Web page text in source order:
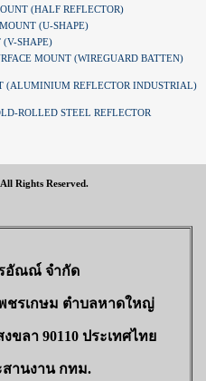
(HALF REFLECTOR)
(U-SHAPE)
SHAPE)
MOUNT (WIREGUARD BATTEN)
(ALUMINIUM REFLECTOR INDUSTRIAL)
ROLLED STEEL REFLECTOR
Rights Reserved.
อัณณ์ จำกัด
พชรเกษม ตำบลหาดใหญ่
ขลา 90110 ประเทศไทย
านงาน กทม.